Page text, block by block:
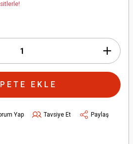
EKLE
Yap Tavsiye Et
Paylaş